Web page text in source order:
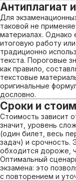
Антиплагиат
Для
таковой не
материалах. Однако
итоговую работу
традиционно
текста. Пороговые
как правило,
текстовые
оригинальные
дословно.
Сроки и
Стоимость зависит
значит, уровень
(один билет, весь
задач) и срочность.
обходится дороже,
Оптимальный
экзамена: это
с повторением и